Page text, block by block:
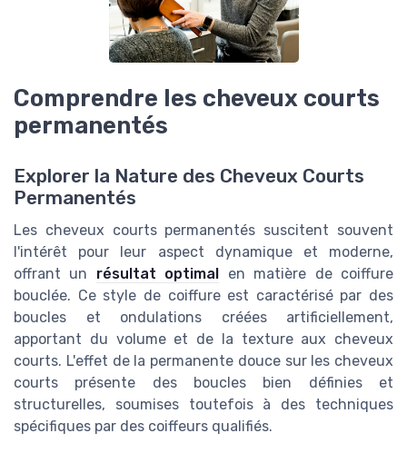
Comprendre les cheveux courts
permanentés
Explorer la Nature des Cheveux Courts
Permanentés
Les cheveux courts permanentés suscitent souvent
l'intérêt pour leur aspect dynamique et moderne,
offrant un résultat optimal
en matière de coiffure
bouclée. Ce style de coiffure est caractérisé par des
boucles et ondulations créées artificiellement,
apportant du volume et de la texture aux cheveux
courts. L'effet de la permanente douce sur les cheveux
courts présente des boucles bien définies et
structurelles, soumises toutefois à des techniques
spécifiques par des coiffeurs qualifiés.